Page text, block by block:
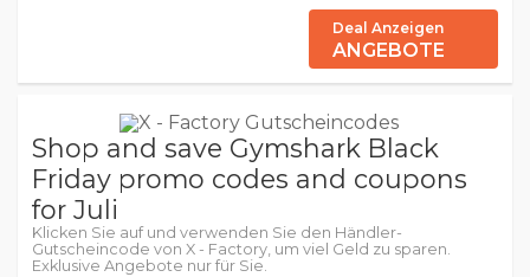
Deal Anzeigen
ANGEBOTE
Shop and save Gymshark Black
Friday promo codes and coupons
for Juli
Klicken Sie auf und verwenden Sie den Händler-
Gutscheincode von X - Factory, um viel Geld zu sparen.
Exklusive Angebote nur für Sie.